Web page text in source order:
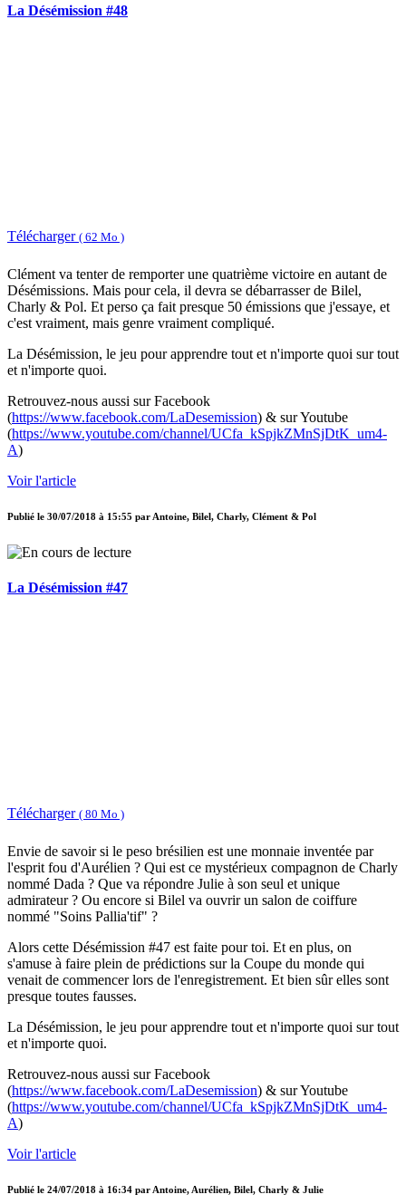
La Désémission #48
Télécharger ( 62 Mo )
Clément va tenter de remporter une quatrième victoire en autant de
Désémissions. Mais pour cela, il devra se débarrasser de Bilel,
Charly & Pol. Et perso ça fait presque 50 émissions que j'essaye, et
c'est vraiment, mais genre vraiment compliqué.
La Désémission, le jeu pour apprendre tout et n'importe quoi sur tout
et n'importe quoi.
Retrouvez-nous aussi sur Facebook
(https://www.facebook.com/LaDesemission) & sur Youtube
(https://www.youtube.com/channel/UCfa_kSpjkZMnSjDtK_um4-
A)
Voir l'article
Publié le 30/07/2018 à 15:55 parAntoine, Bilel, Charly, Clément & Pol
La Désémission #47
Télécharger ( 80 Mo )
Envie de savoir si le peso brésilien est une monnaie inventée par
l'esprit fou d'Aurélien ? Qui est ce mystérieux compagnon de Charly
nommé Dada ? Que va répondre Julie à son seul et unique
admirateur ? Ou encore si Bilel va ouvrir un salon de coiffure
nommé "Soins Pallia'tif" ?
Alors cette Désémission #47 est faite pour toi. Et en plus, on
s'amuse à faire plein de prédictions sur la Coupe du monde qui
venait de commencer lors de l'enregistrement. Et bien sûr elles sont
presque toutes fausses.
La Désémission, le jeu pour apprendre tout et n'importe quoi sur tout
et n'importe quoi.
Retrouvez-nous aussi sur Facebook
(https://www.facebook.com/LaDesemission) & sur Youtube
(https://www.youtube.com/channel/UCfa_kSpjkZMnSjDtK_um4-
A)
Voir l'article
Publié le 24/07/2018 à 16:34 par Antoine, Aurélien, Bilel, Charly & Julie